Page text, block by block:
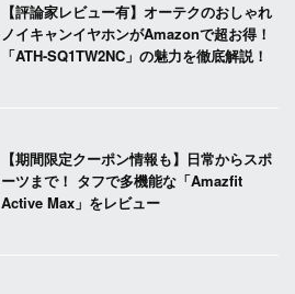
【評論家レビュー有】オーテクのおしゃれ
ノイキャンイヤホンがAmazonで超お得！
「ATH-SQ1TW2NC」の魅力を徹底解説！
【期間限定クーポン情報も】日常からスポ
ーツまで！ タフで多機能な「Amazfit
Active Max」をレビュー